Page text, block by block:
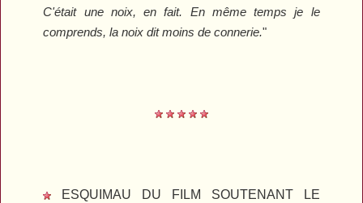
C'était une noix, en fait. En même temps je le
comprends, la noix dit moins de connerie."
ESQUIMAU DU FILM SOUTENANT LE